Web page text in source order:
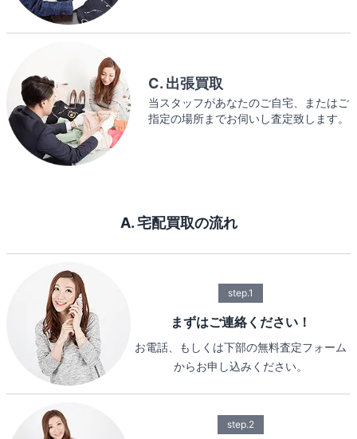
C. 出張買取
当スタッフがあなたのご自宅、またはご
指定の場所までお伺いし査定致します。
A. 宅配買取の流れ
step.1
まずはご連絡ください！
お電話、もしくは下部の無料査定フォーム
からお申し込みください。
step.2